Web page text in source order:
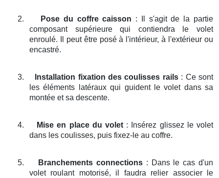
2. Pose du coffre caisson : Il s'agit de la partie
composant supérieure qui contiendra le volet
enroulé. Il peut être posé à l'intérieur, à l'extérieur ou
encastré.
3. Installation fixation des coulisses rails: Ce sont
les éléments latéraux qui guident le volet dans sa
montée et sa descente.
4. Mise en place du volet: Insérez glissez le volet
dans les coulisses, puis fixez-le au coffre.
5. Branchements connections: Dans le cas d'un
volet roulant motorisé, il faudra relier associer le